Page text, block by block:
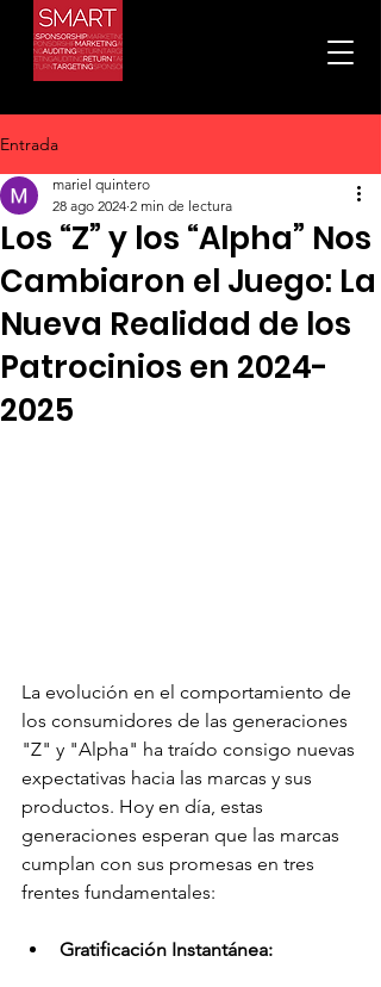
Entrada
Los “Z” y los “Alpha” Nos
Cambiaron el Juego: La
Nueva Realidad de los
Patrocinios en 2024-
2025
mariel quintero
28 ago 2024 2 min de lectura
La evolución en el comportamiento de
los consumidores de las generaciones
"Z" y "Alpha" ha traído consigo nuevas
expectativas hacia las marcas y sus
productos. Hoy en día, estas
generaciones esperan que las marcas
cumplan con sus promesas en tres
frentes fundamentales:
Gratificación Instantánea: